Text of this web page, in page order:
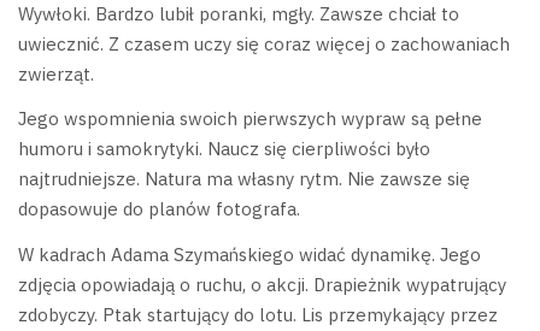
Wywłoki. Bardzo lubił poranki, mgły. Zawsze chciał to
uwiecznić. Z czasem uczy się coraz więcej o zachowaniach
zwierząt.
Jego wspomnienia swoich pierwszych wypraw są pełne
humoru i samokrytyki. Naucz się cierpliwości było
najtrudniejsze. Natura ma własny rytm. Nie zawsze się
dopasowuje do planów fotografa.
W kadrach Adama Szymańskiego widać dynamikę. Jego
zdjęcia opowiadają o ruchu, o akcji. Drapieżnik wypatrujący
zdobyczy. Ptak startujący do lotu. Lis przemykający przez